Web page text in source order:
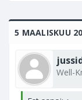
5 MAALISKUU
Well-